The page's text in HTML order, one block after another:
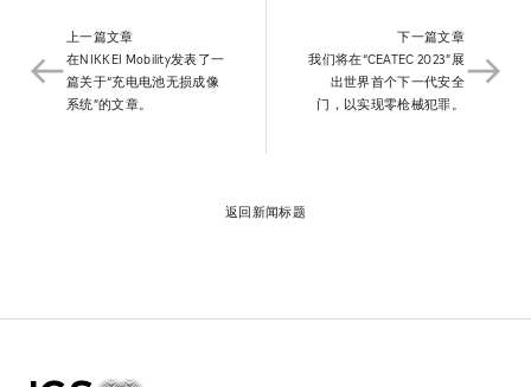
上一篇文章​
在NIKKEI Mobility发表了一
篇关于“充电电池无损成像
系统”的文章。​
下一篇文章​
我们将在“CEATEC 2023”展
出世界首个下一代安全
门，以实现零枪械犯罪。​
返回新闻标题​